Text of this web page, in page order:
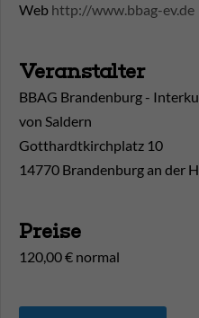
Web http://www.bbag-ev.de
Veranstalter
BBAG Brandenburg -
von Saldern
Gotthardtkirchplatz 10
14770 Brandenburg an der
Preise
120,00 € normal